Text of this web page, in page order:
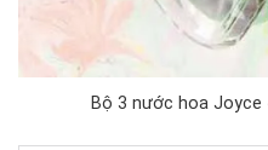
Bộ 3 nước hoa Joyce